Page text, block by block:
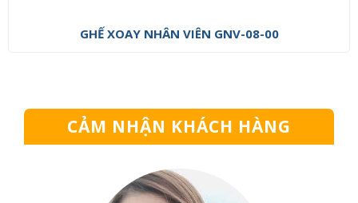
GHẾ XOAY NHÂN VIÊN GNV-08-00
CẢM NHẬN KHÁCH HÀNG